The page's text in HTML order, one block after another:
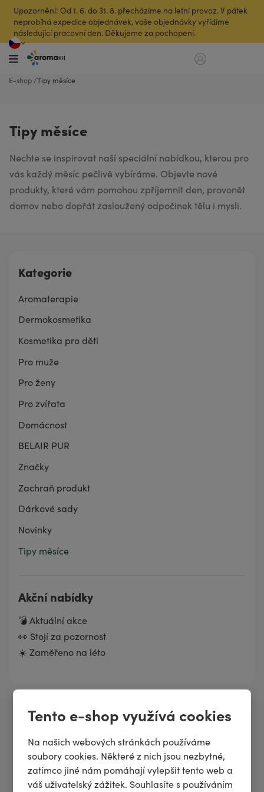
Tento e-shop využívá cookies
Na našich webových stránkách používáme
soubory cookies. Některé z nich jsou nezbytné,
zatímco jiné nám pomáhají vylepšit tento web a
váš uživatelský zážitek. Souhlasíte s používáním
Upozornění: Od 1. 6. do 31. 8. přecházíme na letní provoz. V pátek
neprobíhá expedice objednávek, vaše objednávky vyřídíme
následující pracovní den. Děkujeme za pochopení.
E-shop Tipy měsíce
Tipy měsíce
Nechte se inspirovat naší speciální nabídkou, kterou pro
vás každý měsíc pečlivě vybíráme. Objevte nové
produkty, které vám pomohou zpříjemnit den, provonět
domov nebo dopřát zasloužený odpočinek tělu i mysli.
Kategorie
Aromaterapie
Dermokosmetika
Kosmetika pro děti
Pro muže
Pro ženy
Pro zvířata
Domácnost
BELAIR PUR
Značky
Zachraň produkt
Dárkové sady
Novinky
Tipy měsíce
Akční nabídky
💣 Aktuální akce
👀 Stojí za pozornost
☀️ Zaměřeno na léto
Potřebujete poradit?
Po–Pá: 8–15:30 h
+420 371 140 900